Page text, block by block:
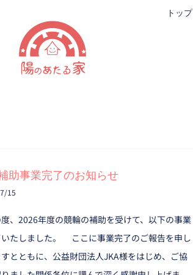
トップ
助事業完了のお知らせ
15
、2026年度の競輪の補助を受けて、以下の事業
いたしました。 ここに事業完了のご報告を申し
すとともに、公益財団法人JKA様をはじめ、ご協